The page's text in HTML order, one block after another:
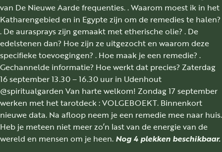
van De Nieuwe Aarde frequenties. . Waarom moest ik in het
Katharengebied en in Egypte zijn om de remedies te halen?
. De aurasprays zijn gemaakt met etherische olie? . De
edelstenen dan? Hoe zijn ze uitgezocht en waarom deze
specifieke toevoegingen? . Hoe maak je een remedie? .
Gechannelde informatie? Hoe werkt dat precies? Zaterdag
16 september 13.30 – 16.30 uur in Udenhout
@spiritualgarden Van harte welkom! Zondag 17 september
werken met het tarotdeck : VOLGEBOEKT. Binnenkort
nieuwe data. Na afloop neem je een remedie mee naar huis.
Heb je meteen niet meer zo’n last van de energie van de
wereld en mensen om je heen. Nog 4 plekken beschikbaar.